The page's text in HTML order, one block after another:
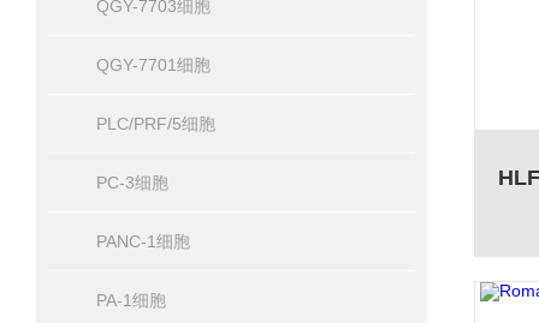
QGY-7703细胞
QGY-7701细胞
PLC/PRF/5细胞
PC-3细胞
PANC-1细胞
PA-1细胞